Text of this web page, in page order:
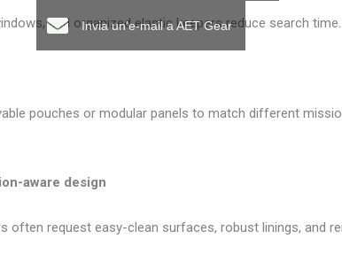
and organized elastic keepers reduce search
pouches or modular panels to match different
aware design
often request easy-clean surfaces, robust linings, and
Invia un'e-mail a AET Gear